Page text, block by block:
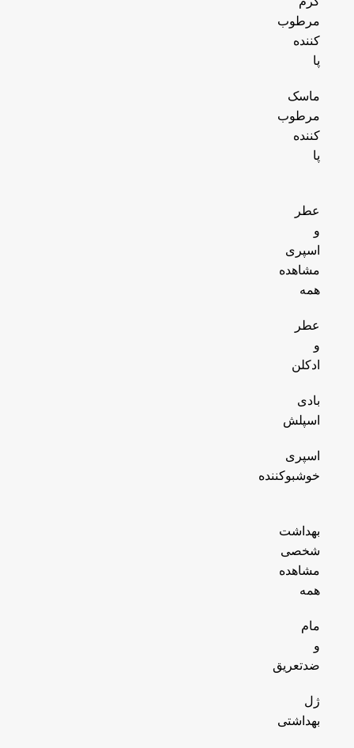
مرطوب
کننده
پا
ماسک
مرطوب
کننده
پا
عطر
و
اسپری
مشاهده
همه
عطر
و
ادکلن
بادی
اسپلش
اسپری
خوشبوکننده
بهداشت
شخصی
مشاهده
همه
مام
و
ضدتعریق
ژل
بهداشتی